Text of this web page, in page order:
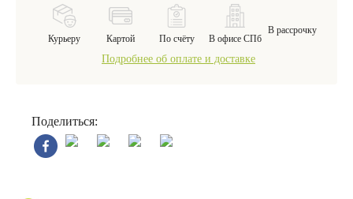
Курьеру Картой По счёту В офисе СПб
В рассрочку
Подробнее об оплате и доставке
Поделиться: